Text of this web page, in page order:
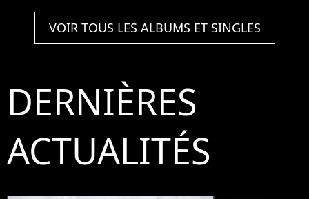
VOIR TOUS LES ALBUMS ET SINGLES
DERNIÈRES
ACTUALITÉS